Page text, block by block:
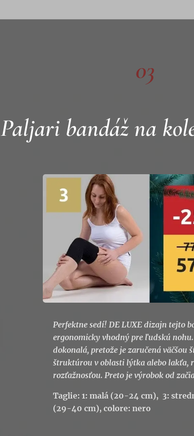
03
Paljari bandáž na
Perfektne sedí! DE LUXE dizajn tejto
ergonomicky vhodný pre ľudskú
dokonalá, pretože je zaručená väčšou
štruktúrou v oblasti lýtka alebo lakťa,
rozťažnosťou. Preto je výrobok od
Taglie: 1: malá (20-24 cm), 3:
(29-40 cm), colore: nero